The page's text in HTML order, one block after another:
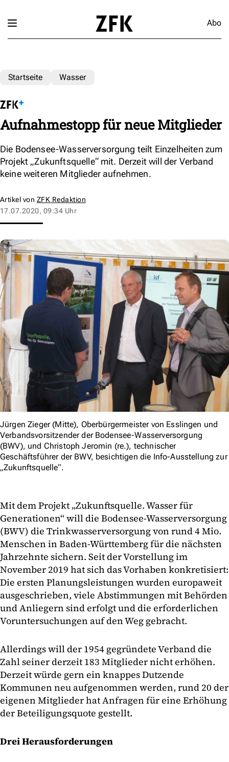
Abo
Startseite Wasser
Aufnahmestopp für neue Mitglieder
Die Bodensee-Wasserversorgung teilt Einzelheiten zum
Projekt „Zukunftsquelle“ mit. Derzeit will der Verband
keine weiteren Mitglieder aufnehmen.
Artikel von ZFK Redaktion
17.07.2020, 09:34 Uhr
Jürgen Zieger (Mitte), Oberbürgermeister von Esslingen und
Verbandsvorsitzender der Bodensee-Wasserversorgung
(BWV), und Christoph Jeromin (re.), technischer
Geschäftsführer der BWV, besichtigen die Info-Ausstellung zur
„Zukunftsquelle“.
Mit dem Projekt „Zukunftsquelle. Wasser für
Generationen“ will die Bodensee-Wasserversorgung
(BWV) die Trinkwasserversorgung von rund 4 Mio.
Menschen in Baden-Württemberg für die nächsten
Jahrzehnte sichern. Seit der Vorstellung im
November 2019 hat sich das Vorhaben konkretisiert:
Die ersten Planungsleistungen wurden europaweit
ausgeschrieben, viele Abstimmungen mit Behörden
und Anliegern sind erfolgt und die erforderlichen
Voruntersuchungen auf den Weg gebracht.
Allerdings will der 1954 gegründete Verband die
Zahl seiner derzeit 183 Mitglieder nicht erhöhen.
Derzeit würde gern ein knappes Dutzende
Kommunen neu aufgenommen werden, rund 20 der
eigenen Mitglieder hat Anfragen für eine Erhöhung
der Beteiligungsquote gestellt.
Drei Herausforderungen